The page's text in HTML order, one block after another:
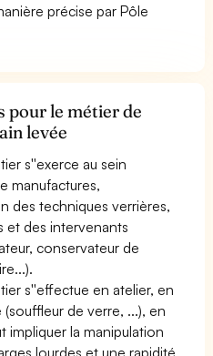
précise par Pôle
pour le métier de
levée
s''exerce au sein
manufactures,
des techniques verrières,
et des intervenants
conservateur de
s''effectue en atelier, en
de verre, ...), en
impliquer la manipulation
lourdes et une rapidité